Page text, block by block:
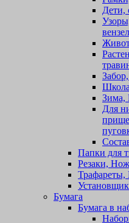
Дети,
Зима,
Для
Папки для
Резаки,
Трафареты,
Бумага
Бумага в